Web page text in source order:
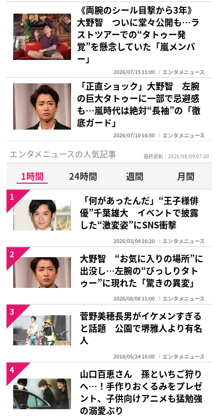
《両腕のシール目撃から3年》
大野智 ついに堂々公開も…ラ
ストツアーでの“タトゥー発
覚”を懸念していた「嵐メンバ
ー」
2026/07/15 11:00 エンタメニュース
「正直ショック」大野智 左腕
の巨大タトゥーに一部で忌避感
も…嵐時代は絶対“長袖”の「徹
底ガード」
2026/07/10 16:50 エンタメニュース
エンタメニュースの人気記事 最終更新：2026/08/09 07:00
1時間 24時間 週間
月間
「何があったんだ」“王子様俳
優”千葉雄大 イベントで披露
した“激変姿”にSNS衝撃
2026/03/04 16:20 エンタメニュース
1
大野智 “お気に入りの場所”に
出没し…左腕の“びっしりタト
ゥー”に現れた「驚きの異変」
2026/08/08 11:00 エンタメニュース
2
菅野美穂長男がイケメンすぎる
と話題 公園で堺雅人より有名
人
2018/05/24 16:00 エンタメニュース
3
山口百恵さん 孫といちご狩り
へ…！手作りおくるみをプレゼ
ント、子供向けアニメも猛勉強
の溺愛ぶり
4